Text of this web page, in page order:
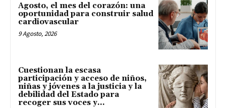
Agosto, el mes del corazón: una
oportunidad para construir salud
cardiovascular
9 Agosto, 2026
Cuestionan la escasa
participación y acceso de niños,
niñas y jóvenes a la justicia y la
debilidad del Estado para
recoger sus voces y...